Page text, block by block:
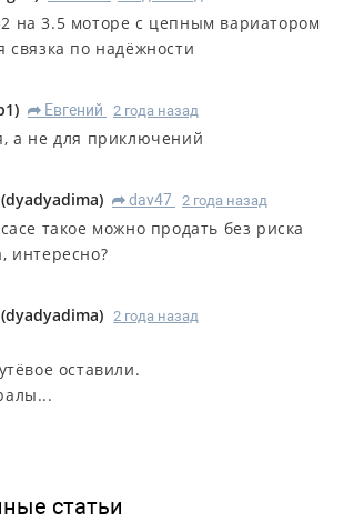
на 3.5 моторе с цепным вариатором
связка по надёжности
) R Евгений 2 года назад
а не для приключений
(dyadyadima) R dav47 2 года назад
такое можно продать без риска
интересно?
(dyadyadima) 2 года назад
оставили.
статьи